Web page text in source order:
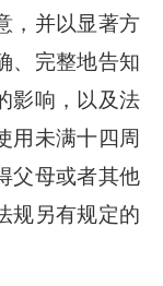
，并以显著方
、完整地告知
影响，以及法
用未满十四周
父母或者其他
规另有规定的